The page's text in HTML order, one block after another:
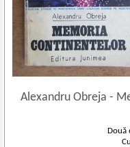
Alexandru Obreja-
Două